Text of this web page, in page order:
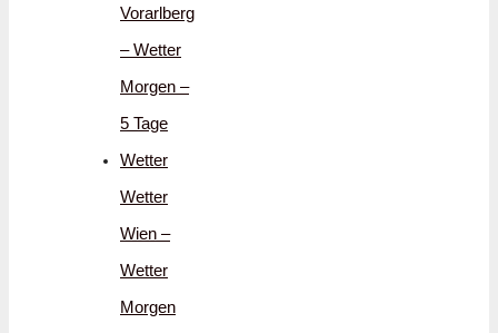
Vorarlberg
– Wetter
Morgen –
5 Tage
Wetter
Wetter
Wien –
Wetter
Morgen